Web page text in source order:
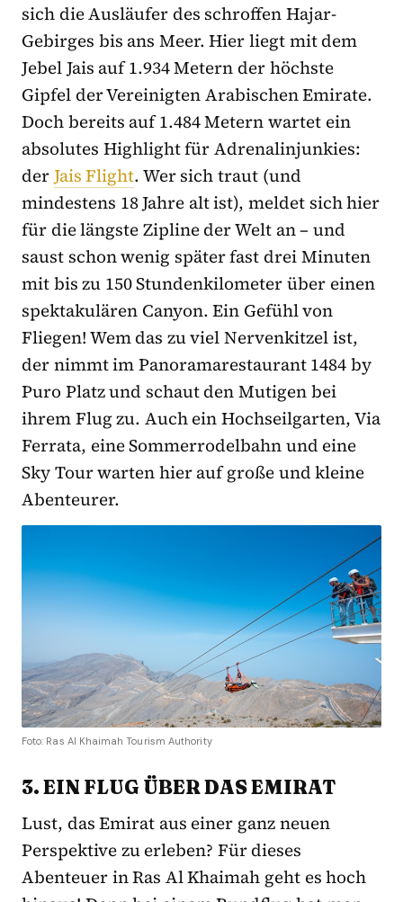
sich die Ausläufer des schroffen Hajar-
Gebirges bis ans Meer. Hier liegt mit dem
Jebel Jais auf 1.934 Metern der höchste
Gipfel der Vereinigten Arabischen Emirate.
Doch bereits auf 1.484 Metern wartet ein
absolutes Highlight für Adrenalinjunkies:
derJais Flight. Wer sich traut (und
mindestens 18 Jahre alt ist), meldet sich hier
für die längste Zipline der Welt an – und
saust schon wenig später fast drei Minuten
mit bis zu 150 Stundenkilometer über einen
spektakulären Canyon. Ein Gefühl von
Fliegen! Wem das zu viel Nervenkitzel ist,
der nimmt im Panoramarestaurant 1484 by
Puro Platz und schaut den Mutigen bei
ihrem Flug zu. Auch ein Hochseilgarten, Via
Ferrata, eine Sommerrodelbahn und eine
Sky Tour warten hier auf große und kleine
Abenteurer.
Foto: Ras Al Khaimah Tourism Authority
3. EIN FLUG ÜBER DAS EMIRAT
Lust, das Emirat aus einer ganz neuen
Perspektive zu erleben? Für dieses
Abenteuer in Ras Al Khaimah geht es hoch